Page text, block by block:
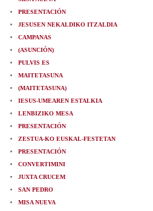
PRESENTACIÓN
JESUSEN NEKALDIKO ITZALDIA
CAMPANAS
(ASUNCIÓN)
PULVIS ES
MAITETASUNA
(MAITETASUNA)
IESUS-UMEAREN ESTALKIA
LENBIZIKO MESA
PRESENTACIÓN
ZESTUA-KO EUSKAL-FESTETAN
PRESENTACIÓN
CONVERTIMINI
JUXTA CRUCEM
SAN PEDRO
MISA NUEVA